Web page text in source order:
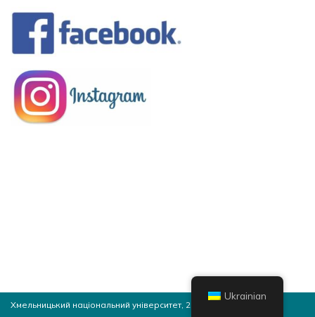
Хмельницький національний університет, 2026
Ukrainian